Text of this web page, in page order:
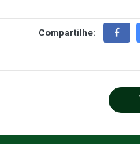
Compartilhe: